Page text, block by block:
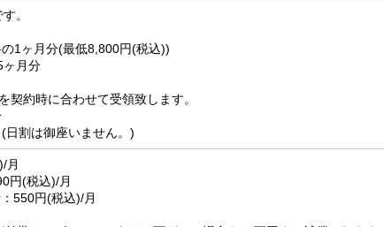
。
1ヶ月分(最低8,800円(税込))
ヶ月分
契約時に合わせて受領致します。
日割は御座いません。)
月
円(税込)/月
550円(税込)/月